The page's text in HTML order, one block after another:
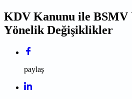
KDV Kanunu ile BSMV
Yönelik Değişiklikler
paylaş